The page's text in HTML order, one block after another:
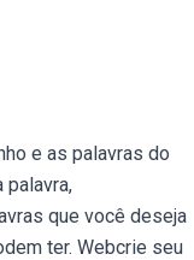
e as palavras do
palavra,
que você deseja
ter. Webcrie seu